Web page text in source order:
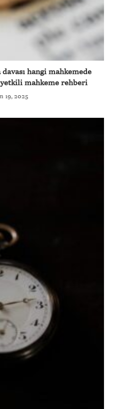
hangi mahkemede
yetkili mahkeme rehberi
19, 2025